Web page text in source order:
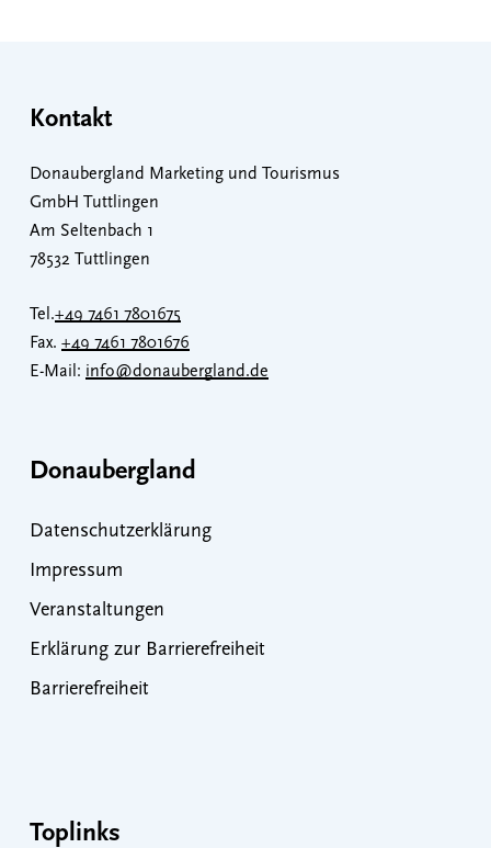
Kontakt
Donaubergland Marketing und Tourismus
GmbH Tuttlingen
Am Seltenbach 1
78532 Tuttlingen
Tel.+49 7461 7801675
Fax. +49 7461 7801676
E-Mail: info@donaubergland.de
Donaubergland
Datenschutzerklärung
Impressum
Veranstaltungen
Erklärung zur Barrierefreiheit
Barrierefreiheit
Toplinks